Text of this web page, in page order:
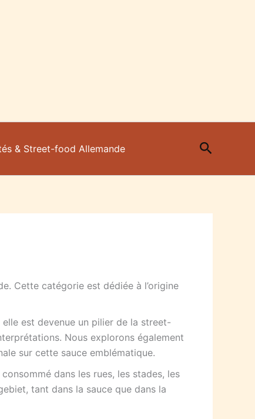
& Street-food Allemande
Cette catégorie est dédiée à l’origine
est devenue un pilier de la street-
Nous explorons également
sur cette sauce emblématique.
dans les rues, les stades, les
tant dans la sauce que dans la